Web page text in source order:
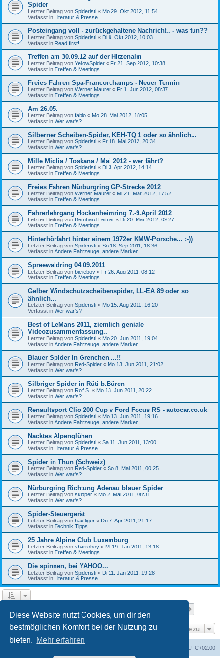
Diese Website nutzt Cookies, um dir den
bestmöglichen Komfort bei der Nutzung zu
bieten. Mehr erfahren
Spider
Letzter Beitrag von Spideristi « Mo 29. Okt 2012, 11:54
Verfasst in Literatur & Presse
Posteingang voll - zurückgehaltene Nachricht.. - was tun??
Letzter Beitrag von Spideristi « Di 9. Okt 2012, 10:03
Verfasst in Read first!
Treffen am 30.09.12 auf der Hitzenalm
Letzter Beitrag von YellowSpider « Fr 21. Sep 2012, 10:38
Verfasst in Treffen & Meetings
Freies Fahren Spa-Francorchamps - Neuer Termin
Letzter Beitrag von Werner Maurer « Fr 1. Jun 2012, 08:37
Verfasst in Treffen & Meetings
Am 26.05.
Letzter Beitrag von fabio « Mo 28. Mai 2012, 18:05
Verfasst in Wer war's?
Silberner Scheiben-Spider, KEH-TQ 1 oder so ähnlich...
Letzter Beitrag von Spideristi « Fr 18. Mai 2012, 20:34
Verfasst in Wer war's?
Mille Miglia / Toskana / Mai 2012 - wer fährt?
Letzter Beitrag von Spideristi « Di 3. Apr 2012, 14:14
Verfasst in Treffen & Meetings
Freies Fahren Nürburgring GP-Strecke 2012
Letzter Beitrag von Werner Maurer « Mi 21. Mär 2012, 17:52
Verfasst in Treffen & Meetings
Fahrerlehrgang Hockenheimring 7.-9.April 2012
Letzter Beitrag von Bernhard Leitner « Di 20. Mär 2012, 09:27
Verfasst in Treffen & Meetings
Hinterhörfahrt hinter einem 1972er KMW-Porsche... :-))
Letzter Beitrag von Spideristi « So 18. Sep 2011, 18:36
Verfasst in Andere Fahrzeuge, andere Marken
Spreewaldring 04.09.2011
Letzter Beitrag von bielieboy « Fr 26. Aug 2011, 08:12
Verfasst in Treffen & Meetings
Gelber Windschutzscheibenspider, LL-EA 89 oder so
ähnlich...
Letzter Beitrag von Spideristi « Mo 15. Aug 2011, 16:20
Verfasst in Wer war's?
Best of LeMans 2011, ziemlich geniale
Videozusammenfassung..
Letzter Beitrag von Spideristi « Mo 20. Jun 2011, 19:04
Verfasst in Andere Fahrzeuge, andere Marken
Blauer Spider in Grenchen....!!
Letzter Beitrag von Red-Spider « Mo 13. Jun 2011, 21:02
Verfasst in Wer war's?
Silbriger Spider in Rüti b.Büren
Letzter Beitrag von Rolf S. « Mo 13. Jun 2011, 20:22
Verfasst in Wer war's?
Renaultsport Clio 200 Cup v Ford Focus RS - autocar.co.uk
Letzter Beitrag von Spideristi « Mo 13. Jun 2011, 19:16
Verfasst in Andere Fahrzeuge, andere Marken
Nacktes Alpenglühen
Letzter Beitrag von Spideristi « Sa 11. Jun 2011, 13:00
Verfasst in Literatur & Presse
Spider in Thun (Schweiz)
Letzter Beitrag von Red-Spider « So 8. Mai 2011, 00:25
Verfasst in Wer war's?
Nürburgring Richtung Adenau blauer Spider
Letzter Beitrag von skipper « Mo 2. Mai 2011, 08:31
Verfasst in Wer war's?
Spider-Steuergerät
Letzter Beitrag von haefliger « Do 7. Apr 2011, 21:17
Verfasst in Technik Tipps
25 Jahre Alpine Club Luxemburg
Letzter Beitrag von sbarroboy « Mi 19. Jan 2011, 13:18
Verfasst in Treffen & Meetings
Die spinnen, bei YAHOO...
Letzter Beitrag von Spideristi « Di 11. Jan 2011, 19:28
Verfasst in Literatur & Presse
Gehe zu
UTC+02:00